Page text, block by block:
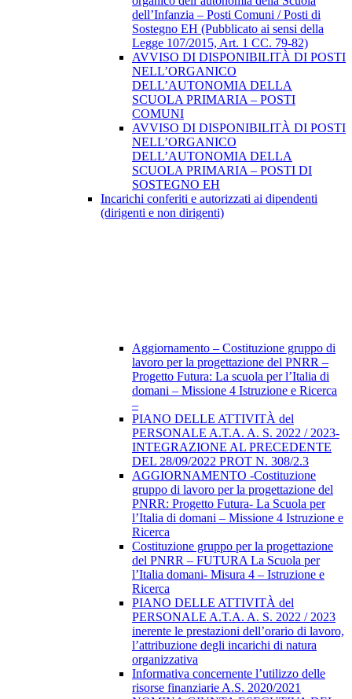
dell’Infanzia – Posti Comuni / Posti di
Sostegno EH (Pubblicato ai sensi della
Legge 107/2015, Art. 1 CC. 79-82)
AVVISO DI DISPONIBILITÀ DI POSTI
NELL’ORGANICO
DELL’AUTONOMIA DELLA
SCUOLA PRIMARIA – POSTI
COMUNI
AVVISO DI DISPONIBILITÀ DI POSTI
NELL’ORGANICO
DELL’AUTONOMIA DELLA
SCUOLA PRIMARIA – POSTI DI
SOSTEGNO EH
Incarichi conferiti e autorizzati ai dipendenti
(dirigenti e non dirigenti)
Aggiornamento – Costituzione gruppo di
lavoro per la progettazione del PNRR –
Progetto Futura: La scuola per l’Italia di
domani – Missione 4 Istruzione e Ricerca
–
PIANO DELLE ATTIVITÀ del
PERSONALE A.T.A. A. S. 2022 / 2023-
INTEGRAZIONE AL PRECEDENTE
DEL 28/09/2022 PROT N. 308/2.3
AGGIORNAMENTO -Costituzione
gruppo di lavoro per la progettazione del
PNRR: Progetto Futura- La Scuola per
l’Italia di domani – Missione 4 Istruzione e
Ricerca
Costituzione gruppo per la progettazione
del PNRR – FUTURA La Scuola per
l’Italia domani- Misura 4 – Istruzione e
Ricerca
PIANO DELLE ATTIVITÀ del
PERSONALE A.T.A. A. S. 2022 / 2023
inerente le prestazioni dell’orario di lavoro,
l’attribuzione degli incarichi di natura
organizzativa
Informativa concernente l’utilizzo delle
risorse finanziarie A.S. 2020/2021